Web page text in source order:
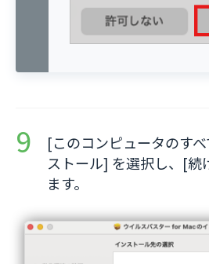
[このコンピュータのす
ストール] を選択し、[続
ます。